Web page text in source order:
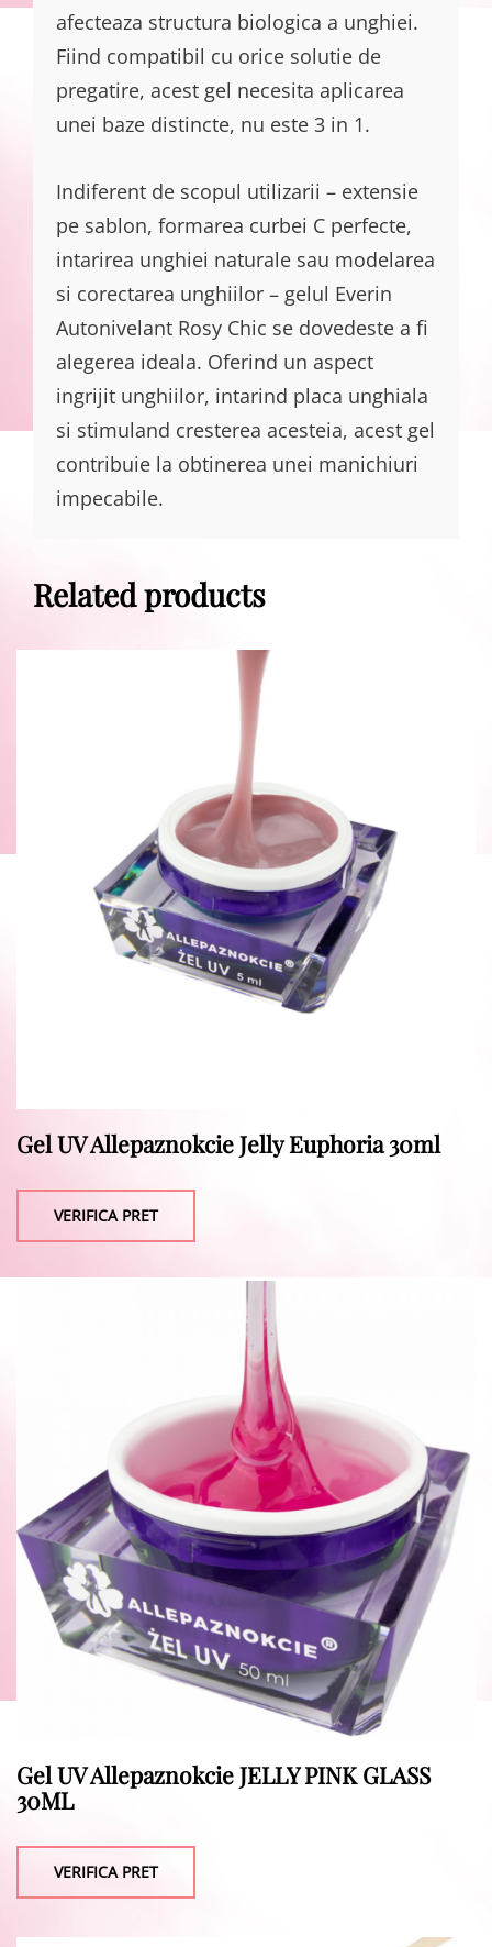
afecteaza structura biologica a unghiei.
Fiind compatibil cu orice solutie de
pregatire, acest gel necesita aplicarea
unei baze distincte, nu este 3 in 1.
Indiferent de scopul utilizarii – extensie
pe sablon, formarea curbei C perfecte,
intarirea unghiei naturale sau modelarea
si corectarea unghiilor – gelul Everin
Autonivelant Rosy Chic se dovedeste a fi
alegerea ideala. Oferind un aspect
ingrijit unghiilor, intarind placa unghiala
si stimuland cresterea acesteia, acest gel
contribuie la obtinerea unei manichiuri
impecabile.
Related products
Gel UV Allepaznokcie Jelly Euphoria 30ml
VERIFICA PRET
Gel UV Allepaznokcie JELLY PINK GLASS
30ML
VERIFICA PRET